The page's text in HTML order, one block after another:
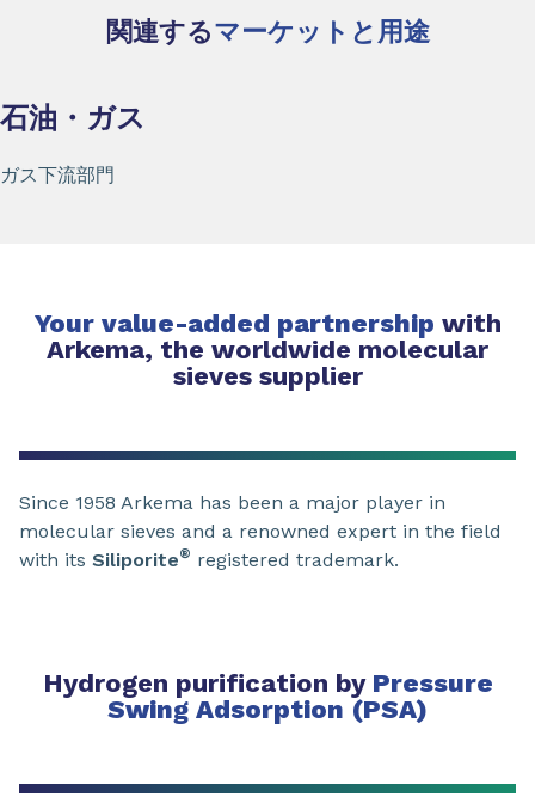
関連するマーケットと用途
石油・ガス
ガス下流部門
Your value-added partnership with
Arkema, the worldwide molecular
sieves supplier
Since 1958 Arkema has been a major player in
molecular sieves and a renowned expert in the field
with its Siliporite® registered trademark.
Hydrogen purification by Pressure
Swing Adsorption (PSA)